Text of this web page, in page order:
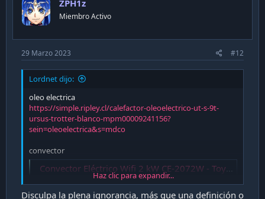
ZPH1z
Miembro Activo
29 Marzo 2023 #12
Lordnet dijo:
oleo electrica
https://simple.ripley.cl/calefactor-oleoelectrico-ut-s-9t-
ursus-trotter-blanco-mpm00009241156?
sein=oleoelectrica&s=mdco
convector
Convector Eléctrico Wifi 2 kW CE-2072W - Toyotomi
El convector eléctrico Toyotomi CE-2072W entrega un
calor limpio que no produce combustión, y es una
Haz clic para expandir...
Disculpa la plena ignorancia, más que una definición o